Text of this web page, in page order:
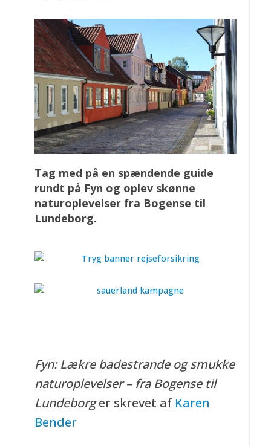
Tag med på en spændende guide
rundt på Fyn og oplev skønne
naturoplevelser fra Bogense til
Lundeborg.
Fyn: Lækre badestrande og smukke
naturoplevelser – fra Bogense til
Lundeborger skrevet af Karen
Bender